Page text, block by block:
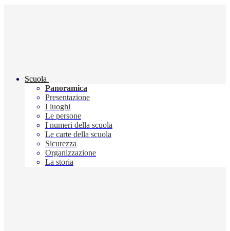
Scuola
Panoramica
Presentazione
I luoghi
Le persone
I numeri della scuola
Le carte della scuola
Sicurezza
Organizzazione
La storia